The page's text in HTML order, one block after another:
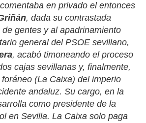
en privado el entonces
, dada su contrastada
gentes y al apadrinamiento
general del PSOE sevillano,
, acabó timoneando el proceso
cajas sevillanas y, finalmente,
(La Caixa) del imperio
andaluz. Su cargo, en la
como presidente de la
en Sevilla. La Caixa solo paga